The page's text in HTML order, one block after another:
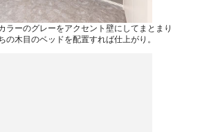
ラーのグレーをアクセント壁にしてまとまり
の木目のベッドを配置すれば仕上がり。